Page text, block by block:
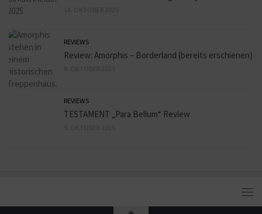
REVIEWS
Review: Amorphis – Borderland (bereits erschienen)
REVIEWS
TESTAMENT „Para Bellum“ Review